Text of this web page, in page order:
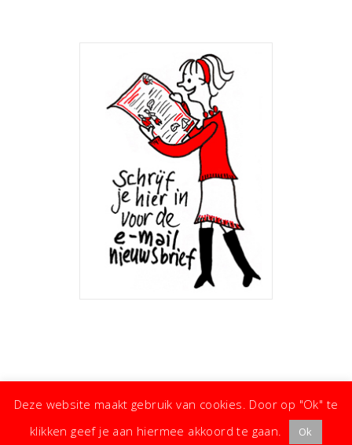
Deze website maakt gebruik van cookies. Door op "Ok" te
klikken geef je aan hiermee akkoord te gaan.
Ok